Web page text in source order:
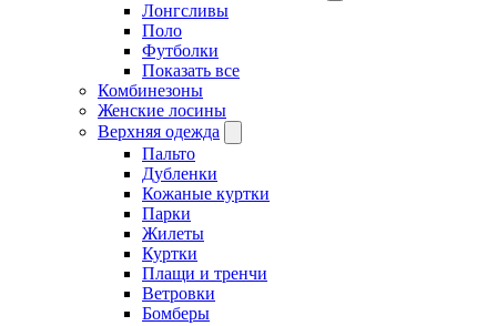
Лонгсливы
Поло
Футболки
Показать все
Комбинезоны
Женские лосины
Верхняя одежда
Пальто
Дубленки
Кожаные куртки
Парки
Жилеты
Куртки
Плащи и тренчи
Ветровки
Бомберы